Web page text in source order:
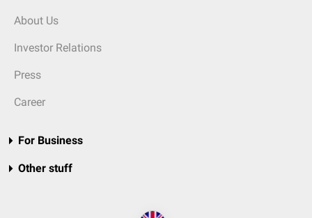
About Us
Investor Relations
Press
Career
For Business
Other stuff